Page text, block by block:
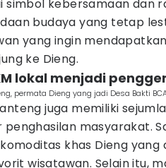
simbol kebersamaan dan
budaya yang tetap
yang ingin
ke Dieng.
lokal menjadi
permata Dieng yang jadi Desa Bakti
juga memiliki
penghasilan masyarakat.
khas Dieng
wisatawan. Selain itu,